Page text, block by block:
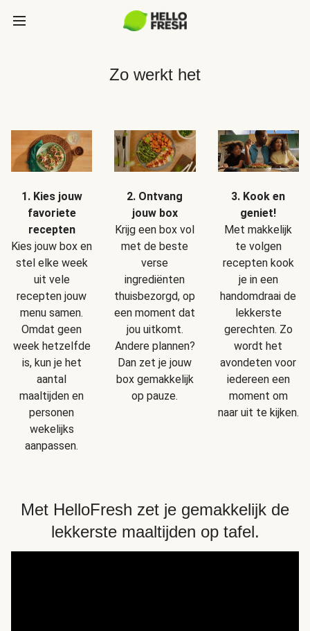
Zo werkt het
1. Kies jouw
favoriete
recepten
Kies jouw box en
stel elke week
uit vele
recepten jouw
menu samen.
Omdat geen
week hetzelfde
is, kun je het
aantal
maaltijden en
personen
wekelijks
aanpassen.
2. Ontvang
jouw box
Krijg een box vol
met de beste
verse
ingrediënten
thuisbezorgd, op
een moment dat
jou uitkomt.
Andere plannen?
Dan zet je jouw
box gemakkelijk
op pauze.
3. Kook en
geniet!
Met makkelijk
te volgen
recepten kook
je in een
handomdraai de
lekkerste
gerechten. Zo
wordt het
avondeten voor
iedereen een
moment om
naar uit te kijken.
Met HelloFresh zet je gemakkelijk de
lekkerste maaltijden op tafel.